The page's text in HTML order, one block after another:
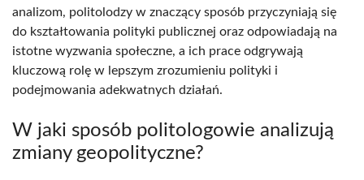
analizom, politolodzy w znaczący sposób przyczyniają się
do kształtowania polityki publicznej oraz odpowiadają na
istotne wyzwania społeczne, a ich prace odgrywają
kluczową rolę w lepszym zrozumieniu polityki i
podejmowania adekwatnych działań.
W jaki sposób politologowie analizują
zmiany geopolityczne?